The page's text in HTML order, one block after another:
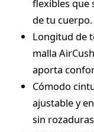
flexibles que
de tu cuerpo.
Longitud de
malla
aporta
Cómodo
ajustable y
sin